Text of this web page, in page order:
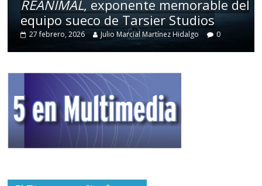
REANIMAL, exponente memorable del
equipo sueco de Tarsier Studios
27 febrero, 2026 Julio Marcial Martínez Hidalgo 0